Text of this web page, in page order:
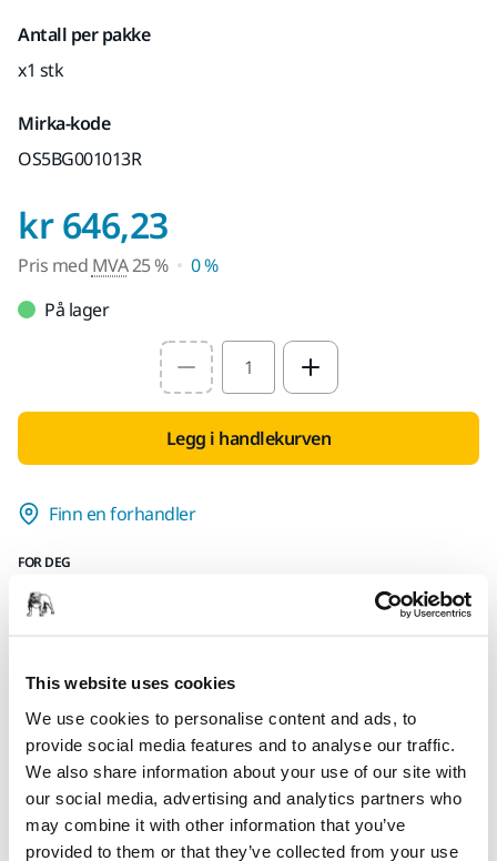
This website uses cookies
We use cookies to personalise content and ads, to
provide social media features and to analyse our traffic.
We also share information about your use of our site with
our social media, advertising and analytics partners who
may combine it with other information that you’ve
provided to them or that they’ve collected from your use
Antall per pakke
x1 stk
Mirka-kode
OS5BG001013R
kr 646,23Pris med MVA 25 %
Pris med MVA25 %
0 %
På lager
Select quantity value
Legg i handlekurven
Finn en forhandler
FOR DEG
Sikker betaling med kort
Spore pakken
Produktinformasjon